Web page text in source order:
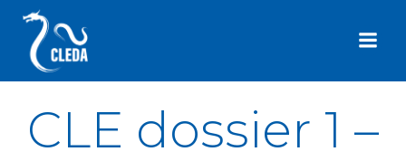
CLE dossier 1 –